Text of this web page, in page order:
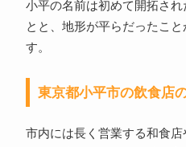
小平の名前は初めて開拓さ
とと、地形が平らだったこ
す。
東京都小平市の飲食店
市内には長く営業する和食